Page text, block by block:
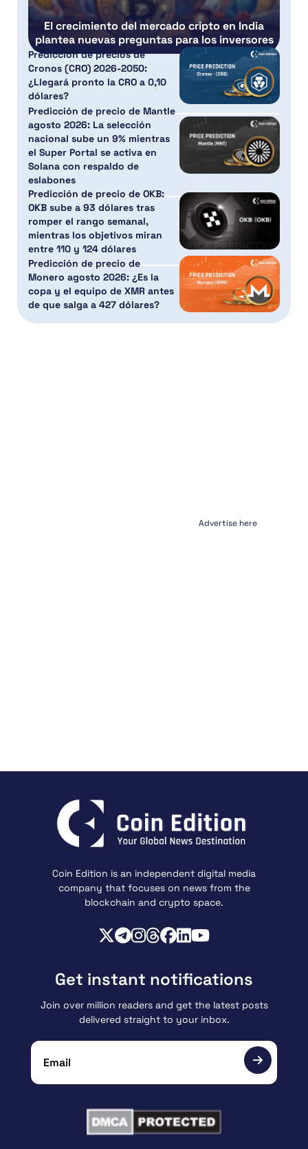
El crecimiento del mercado cripto en India
plantea nuevas preguntas para los inversores
Predicción de precios de
Cronos (CRO) 2026-2050:
¿Llegará pronto la CRO a 0,10
dólares?
Predicción de precio de Mantle
agosto 2026: La selección
nacional sube un 9% mientras
el Super Portal se activa en
Solana con respaldo de
eslabones
Predicción de precio de OKB:
OKB sube a 93 dólares tras
romper el rango semanal,
mientras los objetivos miran
entre 110 y 124 dólares
Predicción de precio de
Monero agosto 2026: ¿Es la
copa y el equipo de XMR antes
de que salga a 427 dólares?
Advertise here
Coin Edition is an independent digital media
company that focuses on news from the
blockchain and crypto space.
Get instant notifications
Join over million readers and get the latest posts
delivered straight to your inbox.